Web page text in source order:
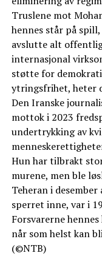
Truslene mot
hennes står på
avslutte alt
internasjonal
støtte for
ytringsfrihet, heter
Den Iranske
mottok i 2023
undertrykking av
Hun har tilbrakt
murene, men ble
Teheran i desember
sperret inne, var i
Forsvarerne
når som helst kan
(©NTB)